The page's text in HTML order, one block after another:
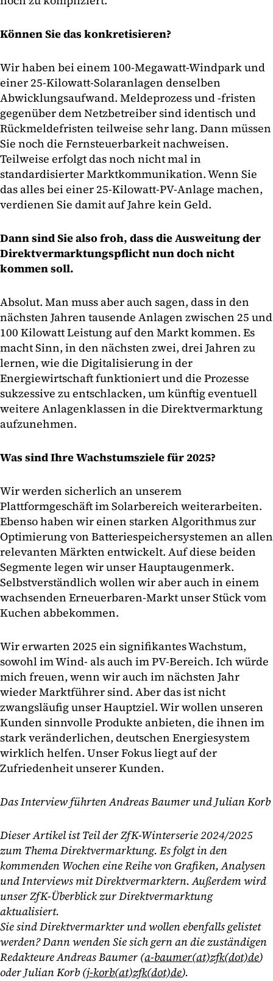
Können Sie das konkretisieren?
Wir haben bei einem 100-Megawatt-Windpark und
einer 25-Kilowatt-Solaranlagen denselben
Abwicklungsaufwand. Meldeprozess und -fristen
gegenüber dem Netzbetreiber sind identisch und
Rückmeldefristen teilweise sehr lang. Dann müssen
Sie noch die Fernsteuerbarkeit nachweisen.
Teilweise erfolgt das noch nicht mal in
standardisierter Marktkommunikation. Wenn Sie
das alles bei einer 25-Kilowatt-PV-Anlage machen,
verdienen Sie damit auf Jahre kein Geld.
Dann sind Sie also froh, dass die Ausweitung der
Direktvermarktungspflicht nun doch nicht
kommen soll.
Absolut. Man muss aber auch sagen, dass in den
nächsten Jahren tausende Anlagen zwischen 25 und
100 Kilowatt Leistung auf den Markt kommen. Es
macht Sinn, in den nächsten zwei, drei Jahren zu
lernen, wie die Digitalisierung in der
Energiewirtschaft funktioniert und die Prozesse
sukzessive zu entschlacken, um künftig eventuell
weitere Anlagenklassen in die Direktvermarktung
aufzunehmen.
Was sind Ihre Wachstumsziele für 2025?
Wir werden sicherlich an unserem
Plattformgeschäft im Solarbereich weiterarbeiten.
Ebenso haben wir einen starken Algorithmus zur
Optimierung von Batteriespeichersystemen an allen
relevanten Märkten entwickelt. Auf diese beiden
Segmente legen wir unser Hauptaugenmerk.
Selbstverständlich wollen wir aber auch in einem
wachsenden Erneuerbaren-Markt unser Stück vom
Kuchen abbekommen.
Wir erwarten 2025 ein signifikantes Wachstum,
sowohl im Wind- als auch im PV-Bereich. Ich würde
mich freuen, wenn wir auch im nächsten Jahr
wieder Marktführer sind. Aber das ist nicht
zwangsläufig unser Hauptziel. Wir wollen unseren
Kunden sinnvolle Produkte anbieten, die ihnen im
stark veränderlichen, deutschen Energiesystem
wirklich helfen. Unser Fokus liegt auf der
Zufriedenheit unserer Kunden.
Das Interview führten Andreas Baumer und Julian Korb
Dieser Artikel ist Teil der ZfK-Winterserie 2024/2025
zum Thema Direktvermarktung. Es folgt in den
kommenden Wochen eine Reihe von Grafiken, Analysen
und Interviews mit Direktvermarktern. Außerdem wird
unser ZfK-Überblick zur Direktvermarktung
aktualisiert.
Sie sind Direktvermarkter und wollen ebenfalls gelistet
werden? Dann wenden Sie sich gern an die zuständigen
Redakteure Andreas Baumer (a-baumer(at)zfk(dot)de)
oder Julian Korb (j-korb(at)zfk(dot)de).